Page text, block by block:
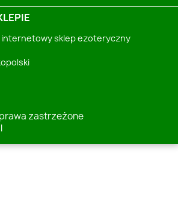
internetowy sklep ezoteryczny
zastrzeżone